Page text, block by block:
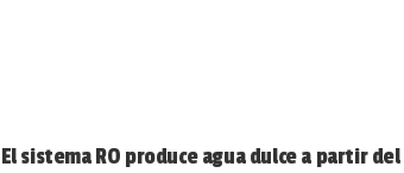
El sistema RO produce agua dulce a partir